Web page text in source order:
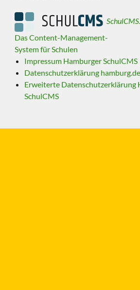
Das Content-Management-
System für Schulen
Impressum Hamburger SchulCMS
Datenschutzerklärung hamburg.de
Erweiterte Datenschutzerklärung
SchulCMS